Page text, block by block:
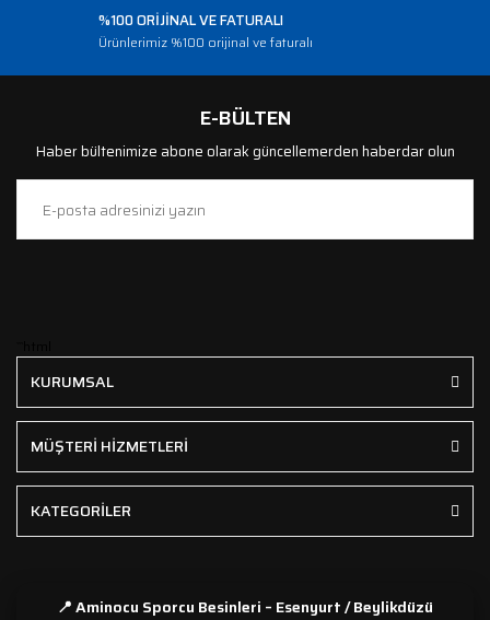
%100 ORİJİNAL VE FATURALI
Ürünlerimiz %100 orijinal ve faturalı
E-BÜLTEN
Haber bültenimize abone olarak güncellemerden haberdar olun
KURUMSAL
MÜŞTERİ HİZMETLERİ
KATEGORİLER
📍 Aminocu Sporcu Besinleri – Esenyurt / Beylikdüzü